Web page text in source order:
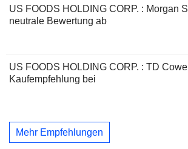
US FOODS HOLDING CORP. : Morgan
neutrale Bewertung ab
US FOODS HOLDING CORP. : TD
Kaufempfehlung bei
Mehr Empfehlungen